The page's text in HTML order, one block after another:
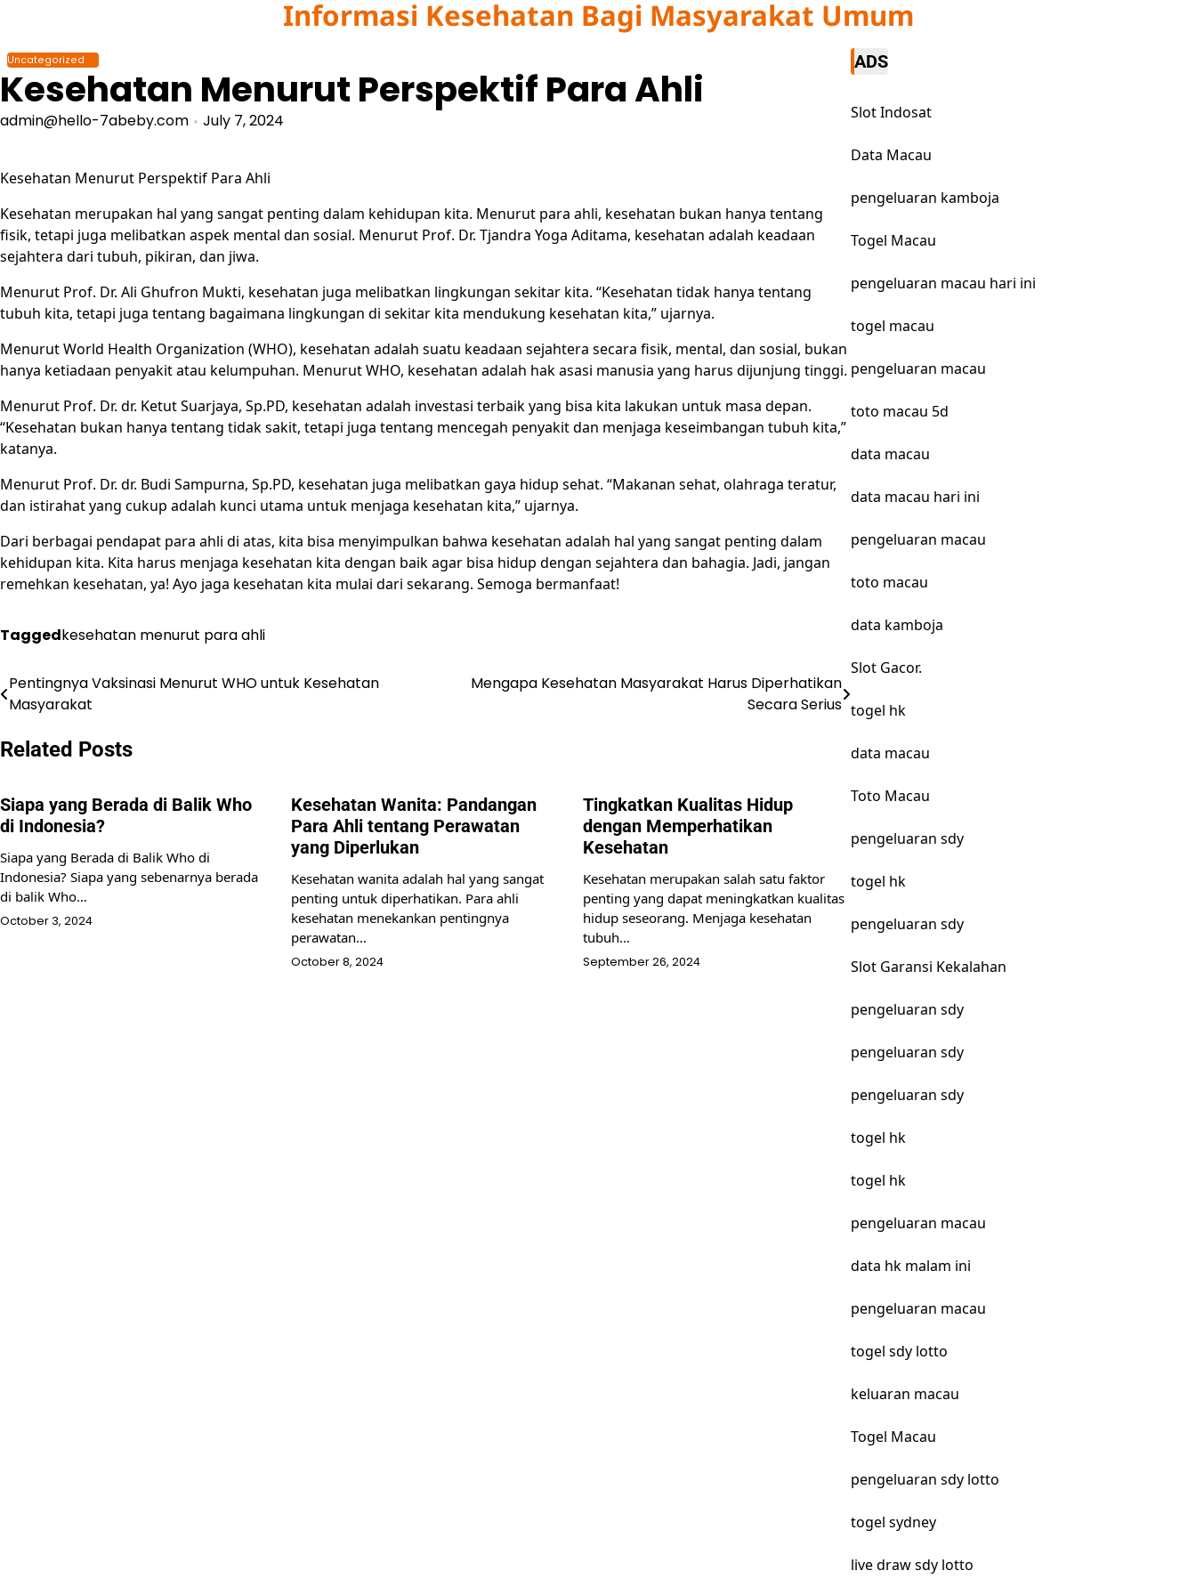
content
Informasi Kesehatan Bagi Masyarakat Umum
Uncategorized
Kesehatan Menurut Perspektif Para Ahli
admin@hello-7abeby.com July 7, 2024
Kesehatan Menurut Perspektif Para Ahli
Kesehatan merupakan hal yang sangat penting dalam kehidupan kita. Menurut para ahli, kesehatan bukan hanya tentang
fisik, tetapi juga melibatkan aspek mental dan sosial. Menurut Prof. Dr. Tjandra Yoga Aditama, kesehatan adalah keadaan
sejahtera dari tubuh, pikiran, dan jiwa.
Menurut Prof. Dr. Ali Ghufron Mukti, kesehatan juga melibatkan lingkungan sekitar kita. “Kesehatan tidak hanya tentang
tubuh kita, tetapi juga tentang bagaimana lingkungan di sekitar kita mendukung kesehatan kita,” ujarnya.
Menurut World Health Organization (WHO), kesehatan adalah suatu keadaan sejahtera secara fisik, mental, dan sosial, bukan
hanya ketiadaan penyakit atau kelumpuhan. Menurut WHO, kesehatan adalah hak asasi manusia yang harus dijunjung tinggi.
Menurut Prof. Dr. dr. Ketut Suarjaya, Sp.PD, kesehatan adalah investasi terbaik yang bisa kita lakukan untuk masa depan.
“Kesehatan bukan hanya tentang tidak sakit, tetapi juga tentang mencegah penyakit dan menjaga keseimbangan tubuh kita,”
katanya.
Menurut Prof. Dr. dr. Budi Sampurna, Sp.PD, kesehatan juga melibatkan gaya hidup sehat. “Makanan sehat, olahraga teratur,
dan istirahat yang cukup adalah kunci utama untuk menjaga kesehatan kita,” ujarnya.
Dari berbagai pendapat para ahli di atas, kita bisa menyimpulkan bahwa kesehatan adalah hal yang sangat penting dalam
kehidupan kita. Kita harus menjaga kesehatan kita dengan baik agar bisa hidup dengan sejahtera dan bahagia. Jadi, jangan
remehkan kesehatan, ya! Ayo jaga kesehatan kita mulai dari sekarang. Semoga bermanfaat!
Taggedkesehatan menurut para ahli
Post
navigation
Pentingnya Vaksinasi Menurut WHO untuk Kesehatan
Masyarakat
Mengapa Kesehatan Masyarakat Harus Diperhatikan
Secara Serius
Related Posts
Siapa yang Berada di Balik Who
di Indonesia?
Siapa yang Berada di Balik Who di
Indonesia? Siapa yang sebenarnya berada
di balik Who…
October 3, 2024
Kesehatan Wanita: Pandangan
Para Ahli tentang Perawatan
yang Diperlukan
Kesehatan wanita adalah hal yang sangat
penting untuk diperhatikan. Para ahli
kesehatan menekankan pentingnya
perawatan…
October 8, 2024
Tingkatkan Kualitas Hidup
dengan Memperhatikan
Kesehatan
Kesehatan merupakan salah satu faktor
penting yang dapat meningkatkan kualitas
hidup seseorang. Menjaga kesehatan
tubuh…
September 26, 2024
ADS
Slot Indosat
Data Macau
pengeluaran kamboja
Togel Macau
pengeluaran macau hari ini
togel macau
pengeluaran macau
toto macau 5d
data macau
data macau hari ini
pengeluaran macau
toto macau
data kamboja
Slot Gacor.
togel hk
data macau
Toto Macau
pengeluaran sdy
togel hk
pengeluaran sdy
Slot Garansi Kekalahan
pengeluaran sdy
pengeluaran sdy
pengeluaran sdy
togel hk
togel hk
pengeluaran macau
data hk malam ini
pengeluaran macau
togel sdy lotto
keluaran macau
Togel Macau
pengeluaran sdy lotto
togel sydney
live draw sdy lotto